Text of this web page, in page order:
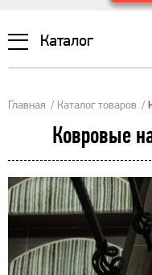
Каталог
Главная Каталог товаров
Ковровые